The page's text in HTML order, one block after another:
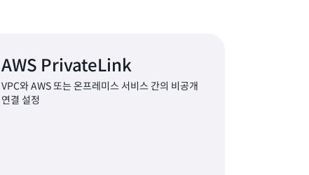
AWS PrivateLink
VPC와 AWS 또는 온프레미스 서비스 간의 비공개
연결 설정